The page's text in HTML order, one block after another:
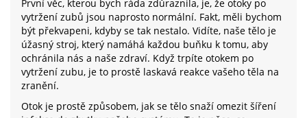
První věc, kterou bych ráda zdůraznila, je, že otoky po
vytržení zubů jsou naprosto normální. Fakt, měli bychom
být překvapeni, kdyby se tak nestalo. Vidíte, naše tělo je
úžasný stroj, který namáhá každou buňku k tomu, aby
ochránila nás a naše zdraví. Když trpíte otokem po
vytržení zubu, je to prostě laskavá reakce vašeho těla na
zranění.
Otok je prostě způsobem, jak se tělo snaží omezit šíření